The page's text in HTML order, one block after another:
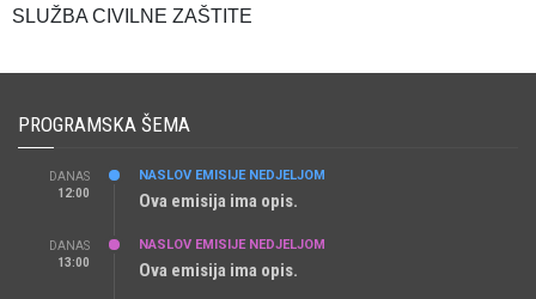
SLUŽBA CIVILNE ZAŠTITE
PROGRAMSKA ŠEMA
DANAS
12:00
NASLOV EMISIJE NEDJELJOM
Ova emisija ima opis.
DANAS
13:00
NASLOV EMISIJE NEDJELJOM
Ova emisija ima opis.